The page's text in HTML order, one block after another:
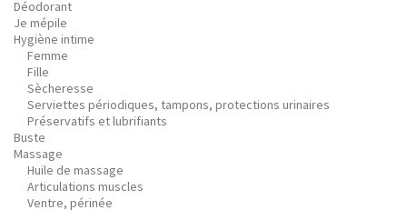
Déodorant
Je mépile
Hygiène intime
Femme
Fille
Sècheresse
Serviettes périodiques, tampons, protections urinaires
Préservatifs et lubrifiants
Buste
Massage
Huile de massage
Articulations muscles
Ventre, périnée